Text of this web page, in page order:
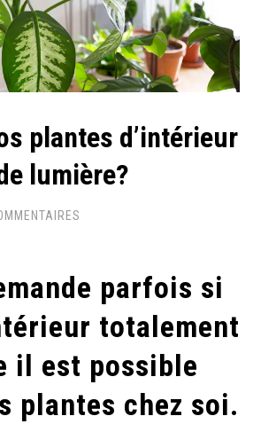
plantes d’intérieur
lumière?
PLANTES
ONT
BESOIN
LUMIÈRE?
parfois si
totalement
il est possible
plantes chez soi.